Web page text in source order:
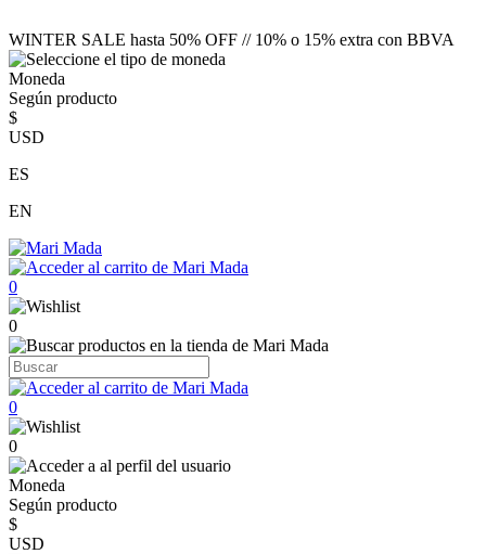
WINTER SALE hasta 50% OFF // 10% o 15% extra con BBVA
Moneda
Según producto
$
USD
ES
EN
0
0
0
0
Moneda
Según producto
$
USD